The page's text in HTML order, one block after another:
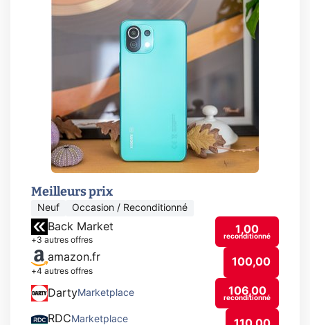
Meilleurs prix
Neuf Occasion / Reconditionné
Back Market
+3 autres offres
1,00
reconditionné
amazon.fr
+4 autres offres
100,00
DartyMarketplace 106,00
reconditionné
RDC Marketplace